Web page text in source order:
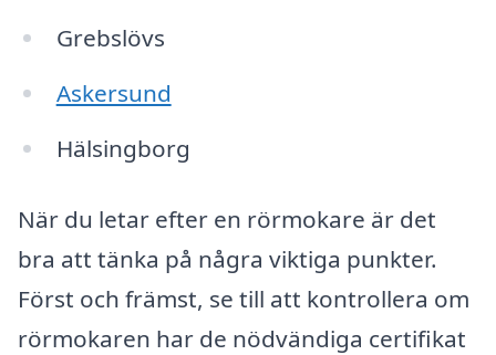
Grebslövs
Askersund
Hälsingborg
När du letar efter en rörmokare är det
bra att tänka på några viktiga punkter.
Först och främst, se till att kontrollera om
rörmokaren har de nödvändiga certifikat